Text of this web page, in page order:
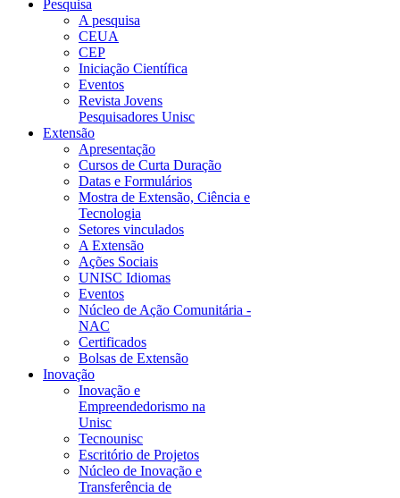
Pesquisa
A pesquisa
CEUA
CEP
Iniciação Científica
Eventos
Revista Jovens
Pesquisadores Unisc
Extensão
Apresentação
Cursos de Curta Duração
Datas e Formulários
Mostra de Extensão, Ciência e
Tecnologia
Setores vinculados
A Extensão
Ações Sociais
UNISC Idiomas
Eventos
Núcleo de Ação Comunitária -
NAC
Certificados
Bolsas de Extensão
Inovação
Inovação e
Empreendedorismo na
Unisc
Tecnounisc
Escritório de Projetos
Núcleo de Inovação e
Transferência de